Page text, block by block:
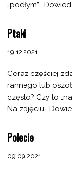
„podłym”…
Ptaki
19.12.2021
Coraz częściej
rannego lub
często? Czy to
Na zdjęciu…
Polecie
09.09.2021